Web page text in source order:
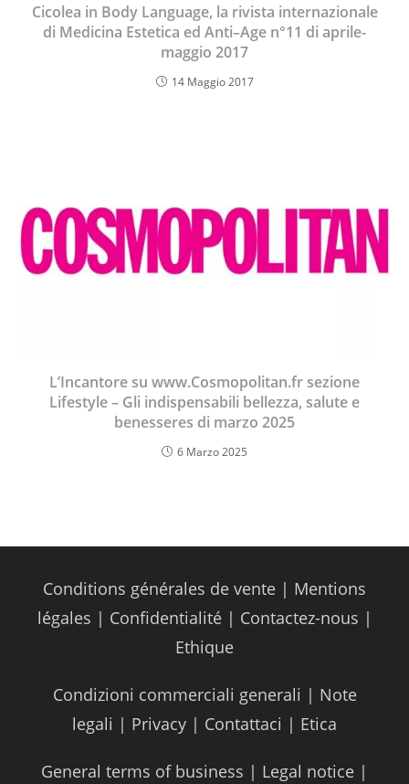
Cicolea in Body Language, la rivista internazionale
di Medicina Estetica ed Anti–Age n°11 di aprile-
maggio 2017
14 Maggio 2017
L’Incantore su www.Cosmopolitan.fr sezione
Lifestyle – Gli indispensabili bellezza, salute e
benesseres di marzo 2025
6 Marzo 2025
Conditions générales de vente | Mentions
légales | Confidentialité| Contactez-nous |
Ethique
Condizioni commerciali generali | Note
legali | Privacy | Contattaci | Etica
General terms of business | Legal notice |